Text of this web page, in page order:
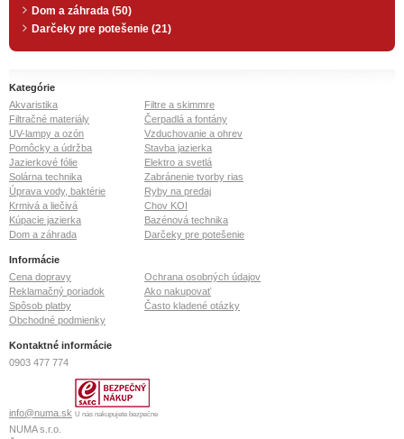
Dom a záhrada (50)
Darčeky pre potešenie (21)
Kategórie
Akvaristika
Filtre a skimmre
Filtračné materiály
Čerpadlá a fontány
UV-lampy a ozón
Vzduchovanie a ohrev
Pomôcky a údržba
Stavba jazierka
Jazierkové fólie
Elektro a svetlá
Solárna technika
Zabránenie tvorby rias
Úprava vody, baktérie
Ryby na predaj
Krmivá a liečivá
Chov KOI
Kúpacie jazierka
Bazénová technika
Dom a záhrada
Darčeky pre potešenie
Informácie
Cena dopravy
Ochrana osobných údajov
Reklamačný poriadok
Ako nakupovať
Spôsob platby
Často kladené otázky
Obchodné podmienky
Kontaktné informácie
0903 477 774
info@numa.sk U nás nakupujete bezpečne
NUMA s.r.o.